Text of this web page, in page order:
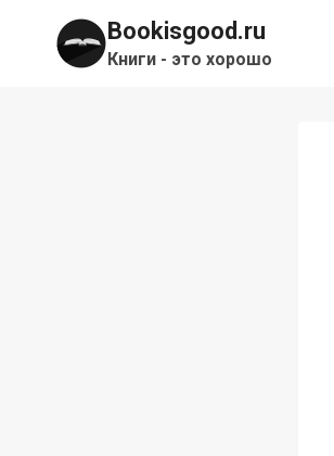
содержимому
Bookisgood.ru
Книги - это хорошо